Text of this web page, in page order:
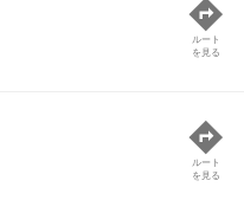
ルート
を見る
ルート
を見る